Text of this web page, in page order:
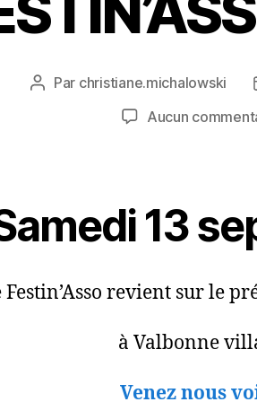
Auteur
Par christiane.michalowski
Aucun
13
Festin’Asso revient sur le
à Valbonne
Venez nous